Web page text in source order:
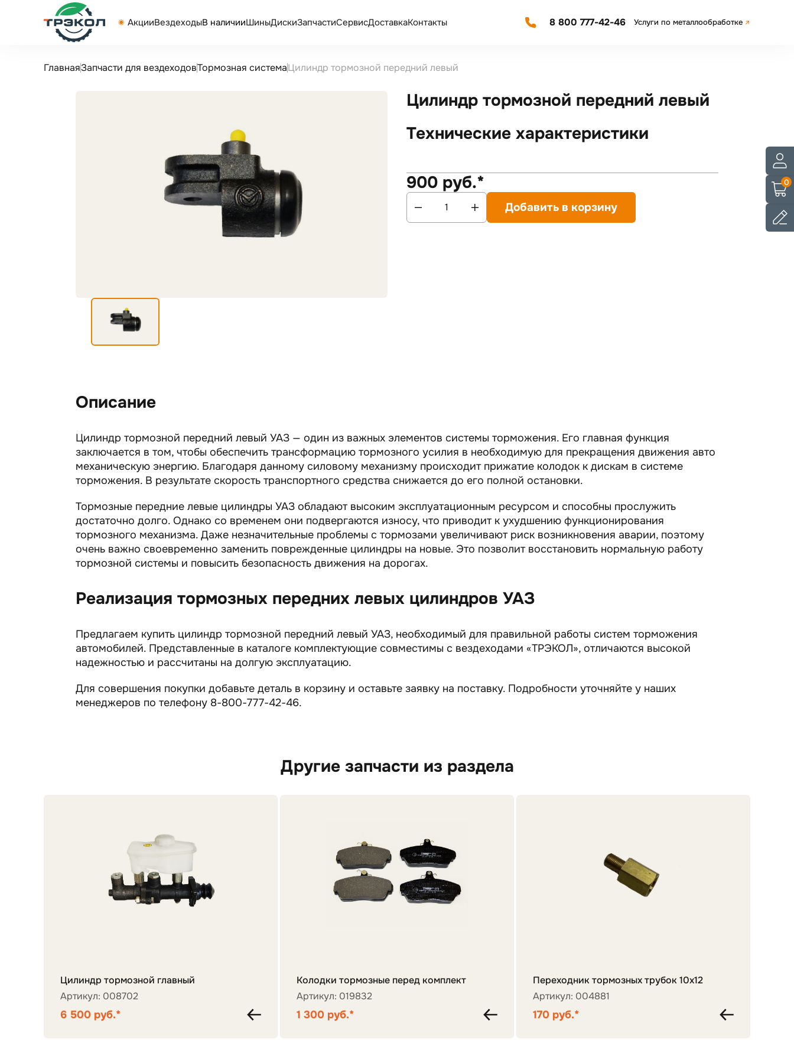
АкцииВездеходыВ наличииШиныДискиЗапчастиСервисДоставкаКонтакты 8 800 777-42-46 Услуги по металлообработке
0
ГлавнаяЗапчасти для вездеходовТормозная системаЦилиндр тормозной передний левый
Цилиндр тормозной передний левый
Технические характеристики
900 руб.*
Добавить в корзину
Описание
Цилиндр тормозной передний левый УАЗ — один из важных элементов системы торможения. Его главная функция
заключается в том, чтобы обеспечить трансформацию тормозного усилия в необходимую для прекращения движения авто
механическую энергию. Благодаря данному силовому механизму происходит прижатие колодок к дискам в системе
торможения. В результате скорость транспортного средства снижается до его полной остановки.
Тормозные передние левые цилиндры УАЗ обладают высоким эксплуатационным ресурсом и способны прослужить
достаточно долго. Однако со временем они подвергаются износу, что приводит к ухудшению функционирования
тормозного механизма. Даже незначительные проблемы с тормозами увеличивают риск возникновения аварии, поэтому
очень важно своевременно заменить поврежденные цилиндры на новые. Это позволит восстановить нормальную работу
тормозной системы и повысить безопасность движения на дорогах.
Реализация тормозных передних левых цилиндров УАЗ
Предлагаем купить цилиндр тормозной передний левый УАЗ, необходимый для правильной работы систем торможения
автомобилей. Представленные в каталоге комплектующие совместимы с вездеходами «ТРЭКОЛ», отличаются высокой
надежностью и рассчитаны на долгую эксплуатацию.
Для совершения покупки добавьте деталь в корзину и оставьте заявку на поставку. Подробности уточняйте у наших
менеджеров по телефону 8-800-777-42-46.
Другие запчасти из раздела
Цилиндр тормозной главный
Артикул: 008702
6 500 руб.*
Колодки тормозные перед комплект
Артикул: 019832
1 300 руб.*
Переходник тормозных трубок 10х12
Артикул: 004881
170 руб.*